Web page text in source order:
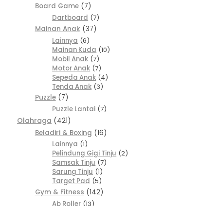
Board Game
7
Dartboard 7
Mainan Anak
37
Lainnya 6
Mainan Kuda 10
Mobil Anak 7
Motor Anak 7
Sepeda Anak 4
Tenda Anak 3
Puzzle
7
Puzzle Lantai 7
Olahraga 421
Beladiri & Boxing
16
Lainnya 1
Pelindung Gigi Tinju 2
Samsak Tinju 7
Sarung Tinju 1
Target Pad 5
Gym & Fitness
142
Ab Roller 13